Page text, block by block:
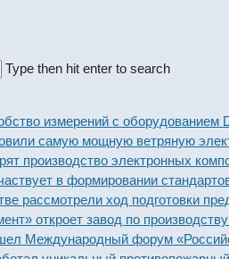
Type then hit enter to search
измерений с оборудованием
самую мощную ветряную
электронных
в формировании стандартов
ход подготовки
завод по производству
форум «Российская